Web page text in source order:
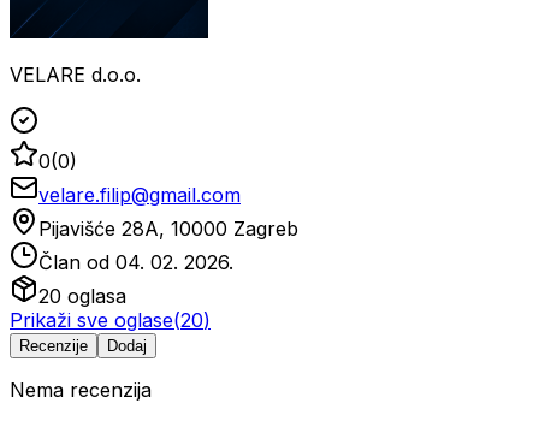
VELARE d.o.o.
0(0)
velare.filip@gmail.com
Pijavišće 28A, 10000 Zagreb
Član od 04. 02. 2026.
20 oglasa
Prikaži sve oglase(20)
Recenzije Dodaj
Nema recenzija